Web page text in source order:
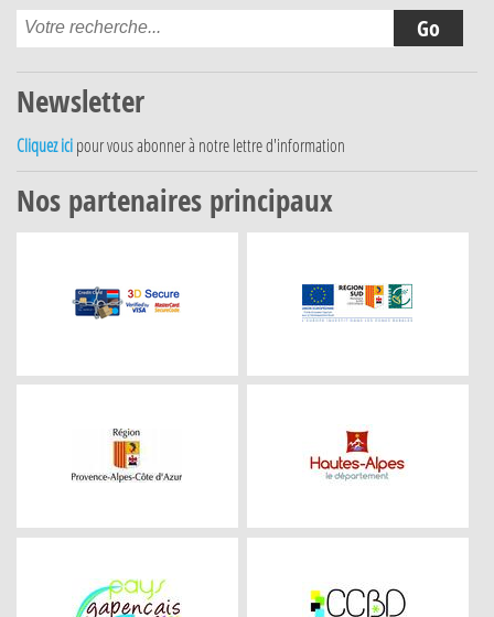
Newsletter
Cliquez ici pour vous abonner à notre lettre d'information
Nos partenaires principaux